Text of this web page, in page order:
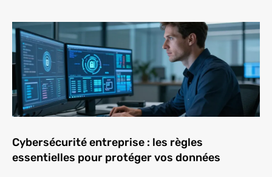
Cybersécurité entreprise : les règles
essentielles pour protéger vos données